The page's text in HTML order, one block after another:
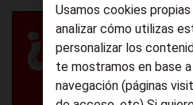
Usamos cookies
analizar cómo utilizas
personalizar los
te mostramos en base
navegación (páginas